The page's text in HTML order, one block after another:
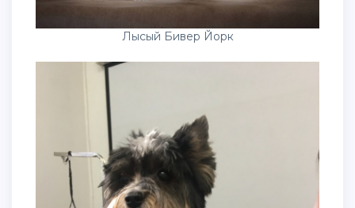
Лысый Бивер Йорк